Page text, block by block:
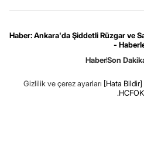
Haber: Ankara'da Şiddetli Rüzgar ve
-
HaberSon
Gizlilik ve çerez ayarları [Hata Bildir]